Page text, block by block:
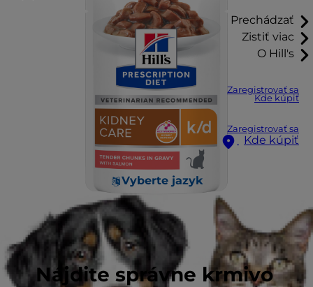
Prechádzať
Zistiť viac
O Hill's
Zaregistrovať sa
Kde kúpiť
Zaregistrovať sa
Kde kúpiť
Vyberte jazyk
Nájdite správne krmivo